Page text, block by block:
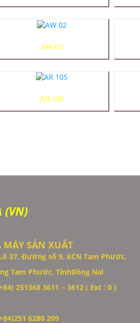
AW 02
AR 105
(VN)
MÁY SẢN XUẤT
37, Đường số 9, KCN Tam Phước,
Tam Phước, TỉnhĐồng Nai
251368 3611 ~ 3612 ( Ext : 0 )
6280 209